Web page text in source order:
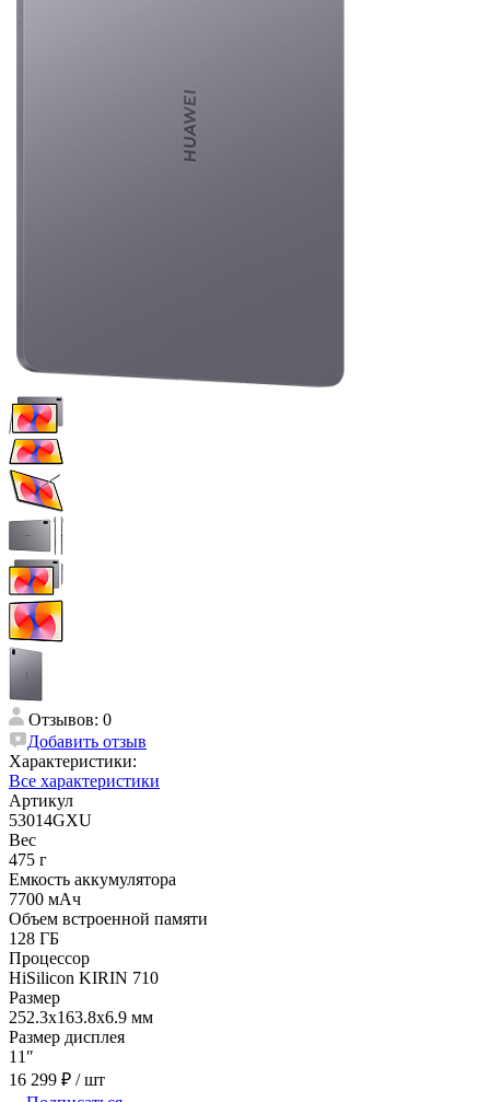
Отзывов: 0
Добавить отзыв
Характеристики:
Все характеристики
Артикул
53014GXU
Вес
475 г
Емкость аккумулятора
7700 мАч
Объем встроенной памяти
128 ГБ
Процессор
HiSilicon KIRIN 710
Размер
252.3х163.8х6.9 мм
Размер дисплея
11″
16 299 ₽ / шт